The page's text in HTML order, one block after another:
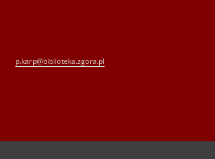
p.karp@biblioteka.zgora.pl